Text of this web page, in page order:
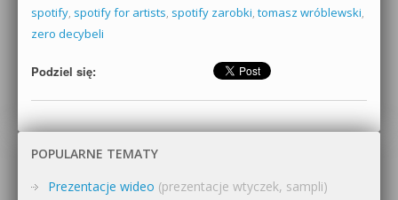
spotify, spotify for artists, spotify zarobki, tomasz wróblewski,
zero decybeli
Podziel się:
POPULARNE TEMATY
Prezentacje wideo (prezentacje wtyczek, sampli)